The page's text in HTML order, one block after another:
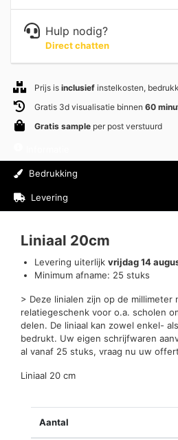
Hulp nodig?
Direct chatten
Prijs is inclusief instelkosten,
Gratis 3d visualisatie binnen 60
Gratis sample per post verstuurd
Bedrukking
Levering
Liniaal 20cm
Levering uiterlijk vrijdag 14
Minimum afname: 25 stuks
> Deze linialen zijn op de millimeter
relatiegeschenk voor o.a. scholen
delen. De liniaal kan zowel enkel-
bedrukt. Uw eigen schrijfwaren
al vanaf 25 stuks, vraag nu uw
Liniaal 20 cm
Aantal